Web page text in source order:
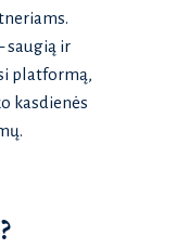
saugią ir
platformą,
kasdienės